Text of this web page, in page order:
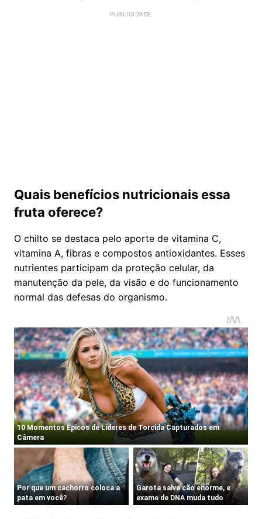
Quais benefícios nutricionais essa
fruta oferece?
O chilto se destaca pelo aporte de vitamina C,
vitamina A, fibras e compostos antioxidantes. Esses
nutrientes participam da proteção celular, da
manutenção da pele, da visão e do funcionamento
normal das defesas do organismo.